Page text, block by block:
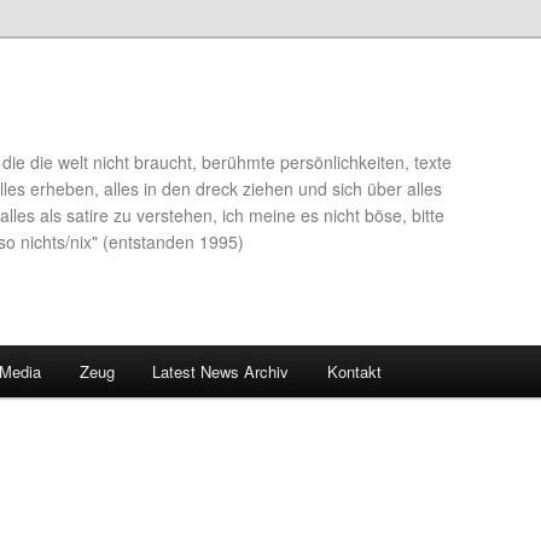
die welt nicht braucht, berühmte persönlichkeiten, texte
erheben, alles in den dreck ziehen und sich über alles
als satire zu verstehen, ich meine es nicht böse, bitte
nichts/nix" (entstanden 1995)
Zeug Latest News Archiv Kontakt